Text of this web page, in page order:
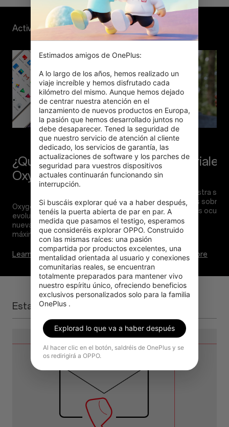
Actividad
¿Qué novedades presenta
OxygenOS está en constante
evolución.Descubre más detalles sobre las
nuevas funciones y mejoras, y aprovecha al
Learn more
Mira nuestra
consejos sobre
Learn more
Estamos aquí para ayudarle
Estimados amigos de OnePlus:
A lo largo de los años, hemos realizado un
viaje increíble y hemos disfrutado cada
kilómetro del mismo. Aunque hemos dejado
de centrar nuestra atención en el
lanzamiento de nuevos productos en Europa,
la pasión que hemos desarrollado juntos no
debe desaparecer. Tened la seguridad de
que nuestro servicio de atención al cliente
dedicado, los servicios de garantía, las
actualizaciones de software y los parches de
seguridad para vuestros dispositivos
actuales continuarán funcionando sin
interrupción.
Si buscáis explorar qué va a haber después,
tenéis la puerta abierta de par en par. A
medida que pasamos el testigo, esperamos
que consideréis explorar OPPO. Construido
con las mismas raíces: una pasión
compartida por productos excelentes, una
mentalidad orientada al usuario y conexiones
comunitarias reales, se encuentran
totalmente preparados para mantener vivo
nuestro espíritu único, ofreciendo beneficios
exclusivos personalizados solo para la familia
OnePlus .
Explorad lo que va a haber después
Al hacer clic en el botón, saldréis de OnePlus y se
os redirigirá a OPPO.